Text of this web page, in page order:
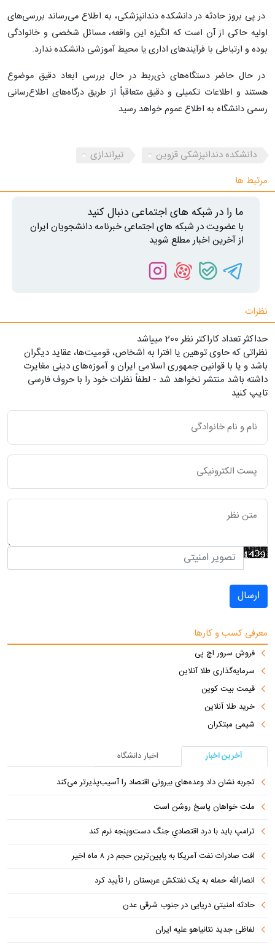
در پی بروز حادثه در دانشکده دندانپزشکی، به اطلاع می‌رساند بررسی‌های
اولیه حاکی از آن است که انگیزه این واقعه، مسائل شخصی و خانوادگی
بوده و ارتباطی با فرآیند‌های اداری یا محیط آموزشی دانشکده ندارد.
در حال حاضر دستگاه‌های ذی‌ربط در حال بررسی ابعاد دقیق موضوع
هستند و اطلاعات تکمیلی و دقیق متعاقباً از طریق درگاه‌های اطلاع‌رسانی
رسمی دانشگاه به اطلاع عموم خواهد رسید
دانشکده دندانپزشکی قزوین
تیراندازی
مرتبط ها
ما را در شبکه های اجتماعی دنبال کنید
با عضویت در شبکه های اجتماعی خبرنامه دانشجویان ایران
از آخرین اخبار مطلع شوید
نظرات
حداکثر تعداد کاراکتر نظر 200 ميياشد
نظراتی که حاوی توهین یا افترا به اشخاص، قومیت‌ها، عقاید دیگران
باشد و یا با قوانین جمهوری اسلامی ایران و آموزه‌های دینی مغایرت
داشته باشد منتشر نخواهد شد - لطفاً نظرات خود را با حروف فارسی
تایپ کنید
ارسال
معرفی کسب و کارها
فروش سرور اچ پی
سرمایه‌گذاری طلا آنلاین
قیمت بیت کوین
خرید طلا آنلاین
شیمی مبتکران
آخرین اخبار
اخبار دانشگاه
تجربه نشان داد وعده‌های بیرونی اقتصاد را آسیب‌پذیرتر می‌کند
ملت خواهان پاسخ روشن است
ترامپ باید با درد اقتصادیِ جنگ دست‌و‌پنجه نرم کند
افت صادرات نفت آمریکا به پایین‌ترین حجم در ۸ ماه اخیر
انصارالله حمله به یک نفتکش عربستان را تأیید کرد
حادثه امنیتی دریایی در جنوب شرقی عدن
لفاظی جدید نتانیاهو علیه ایران